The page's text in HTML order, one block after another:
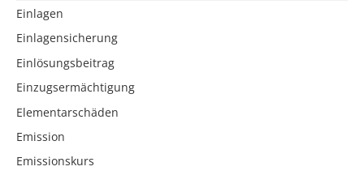
Einlagen
Einlagensicherung
Einlösungsbeitrag
Einzugsermächtigung
Elementarschäden
Emission
Emissionskurs